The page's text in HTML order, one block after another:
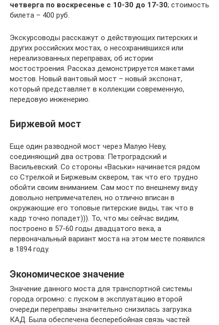
четверга по воскресенье с 10-30 до 17-30; стоимость
билета – 400 руб.
Экскурсоводы расскажут о действующих питерских и
других российских мостах, о несохранившихся или
нереализованных переправах, об истории
мостостроения. Рассказ демонстрируется макетами
мостов. Новый вантовый мост – новый экспонат,
который представляет в коллекции современную,
передовую инженерию.
Биржевой мост
Еще один разводной мост через Малую Неву,
соединяющий два острова: Петроградский и
Васильевский. Со стороны «Васьки» начинается рядом
со Стрелкой и Биржевым сквером, так что его трудно
обойти своим вниманием. Сам мост по внешнему виду
довольно непримечателен, но отлично вписан в
окружающие его топовые питерские виды, так что в
кадр точно попадет))). То, что мы сейчас видим,
построено в 57-60 годы двадцатого века, а
первоначальный вариант моста на этом месте появился
в 1894 году.
Экономическое значение
Значение данного моста для транспортной системы
города огромно: с пуском в эксплуатацию второй
очереди переправы значительно снизилась загрузка
КАД. Была обеспечена бесперебойная связь частей